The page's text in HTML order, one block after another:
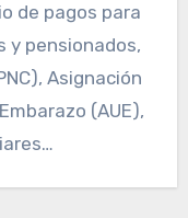
y pensionados,
Asignación
(AUE),